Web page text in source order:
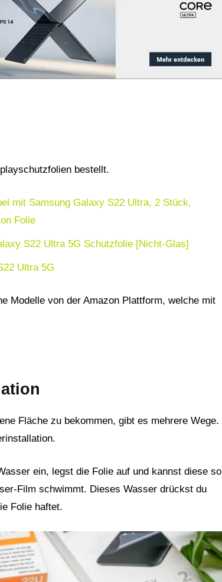
bestellt.
mit Samsung Galaxy S22 Ultra, 2 Stück,
Folie
S22 Ultra 5G Schutzfolie [Nicht-Glas]
Ultra 5G
Modelle von der Amazon Plattform, welche mit
Fläche zu bekommen, gibt es mehrere Wege.
ein, legst die Folie auf und kannst diese so
Film schwimmt. Dieses Wasser drückst du
Folie haftet.